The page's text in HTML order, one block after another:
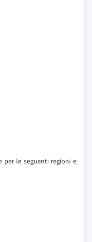
per le seguenti regioni e